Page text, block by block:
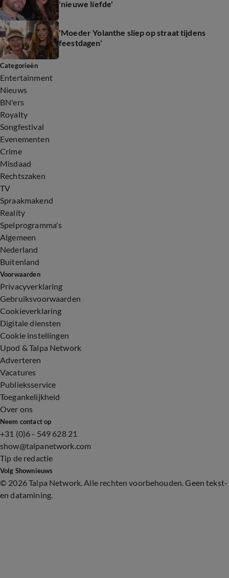
'nieuwe liefde'
'Moeder Yolanthe sliep op straat tijdens
feestdagen'
Categorieën
Entertainment
Nieuws
BN'ers
Royalty
Songfestival
Evenementen
Crime
Misdaad
Rechtszaken
TV
Spraakmakend
Reality
Spelprogramma's
Algemeen
Nederland
Buitenland
Voorwaarden
Privacyverklaring
Gebruiksvoorwaarden
Cookieverklaring
Digitale diensten
Cookie instellingen
Upod & Talpa Network
Adverteren
Vacatures
Publieksservice
Toegankelijkheid
Over ons
Neem contact op
+31 (0)6 - 549 628 21
show@talpanetwork.com
Tip de redactie
Volg Shownieuws
© 2026 Talpa Network. Alle rechten voorbehouden. Geen tekst-
en datamining.